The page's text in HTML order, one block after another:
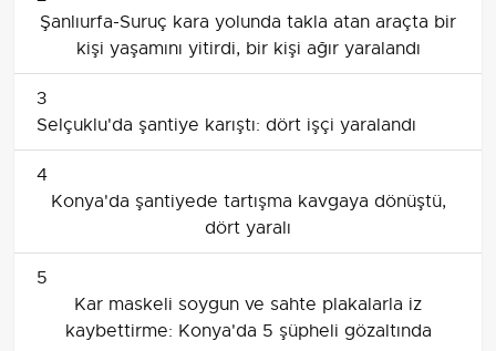
Şanlıurfa-Suruç kara yolunda takla atan araçta bir
kişi yaşamını yitirdi, bir kişi ağır yaralandı
3
Selçuklu'da şantiye karıştı: dört işçi yaralandı
4
Konya'da şantiyede tartışma kavgaya dönüştü,
dört yaralı
5
Kar maskeli soygun ve sahte plakalarla iz
kaybettirme: Konya'da 5 şüpheli gözaltında